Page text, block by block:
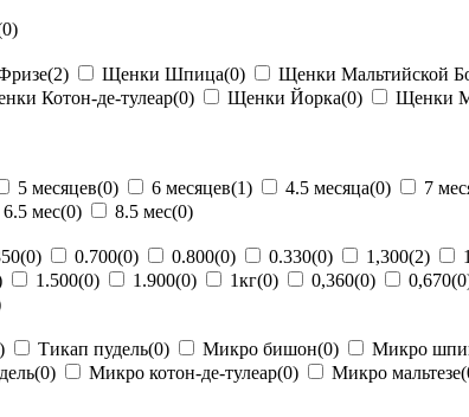
(2) Щенки Шпица(0) Щенки Мальтийской
Котон-де-тулеар(0) Щенки Йорка(0) Щенки
5 месяцев(0) 6 месяцев(1) 4.5 месяца(0) 7
6.5 мес(0) 8.5 мес(0)
(0) 0.700(0) 0.800(0) 0.330(0) 1,300(2)
1.500(0) 1.900(0) 1кг(0) 0,360(0) 0,670
Тикап пудель(0) Микро бишон(0) Микро
(0) Микро котон-де-тулеар(0) Микро мальтезе